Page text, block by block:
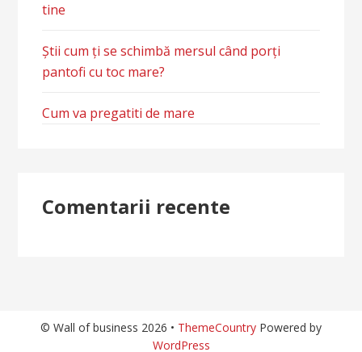
tine
Știi cum ți se schimbă mersul când porți
pantofi cu toc mare?
Cum va pregatiti de mare
Comentarii recente
© Wall of business 2026 • ThemeCountry Powered by
WordPress